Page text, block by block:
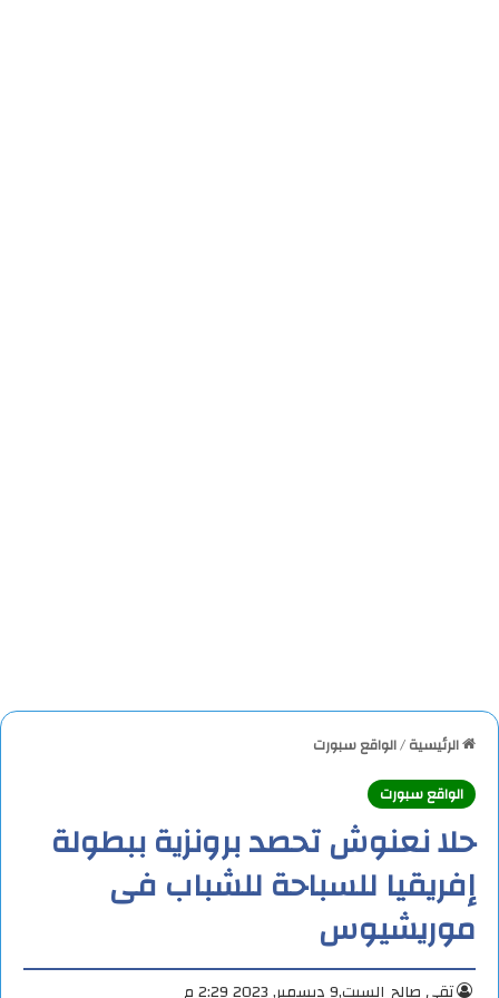
الرئيسية/الواقع سبورت
الواقع سبورت
حلا نعنوش تحصد برونزية ببطولة
إفريقيا للسباحة للشباب فى
موريشيوس